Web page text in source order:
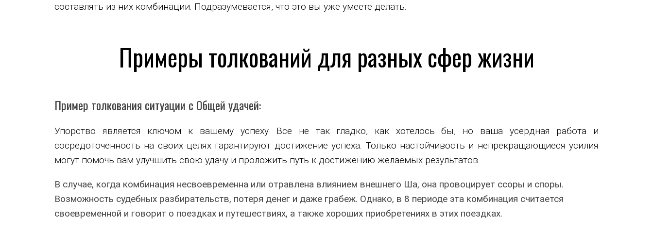
составлять из них комбинации. Подразумевается, что это вы уже умеете делать.
Примеры толкований для разных сфер жизни
Пример толкования ситуации с Общей удачей:
Упорство является ключом к вашему успеху. Все не так гладко, как хотелось бы, но ваша усердная работа и
сосредоточенность на своих целях гарантируют достижение успеха. Только настойчивость и непрекращающиеся усилия
могут помочь вам улучшить свою удачу и проложить путь к достижению желаемых результатов.
В случае, когда комбинация несвоевременна или отравлена влиянием внешнего Ша, она провоцирует ссоры и споры.
Возможность судебных разбирательств, потеря денег и даже грабеж. Однако, в 8 периоде эта комбинация считается
своевременной и говорит о поездках и путешествиях, а также хороших приобретениях в этих поездках.